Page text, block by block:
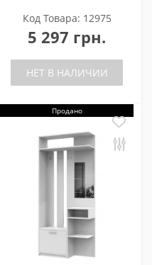
Код Товара: 12975
5 297 грн.
НЕТ В НАЛИЧИИ
Продано